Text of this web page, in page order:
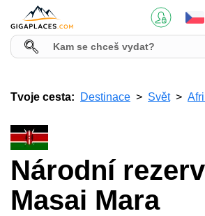
Tvoje cesta: Destinace Svět
Národní
Masai Mara